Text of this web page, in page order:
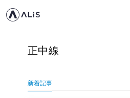
正中線
新着記事